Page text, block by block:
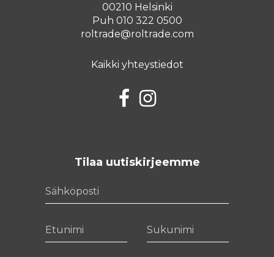
00210 Helsinki
Puh 010 322 0500
roltrade@roltrade.com
Kaikki yhteystiedot
FacebookInstagram
Tilaa uutiskirjeemme